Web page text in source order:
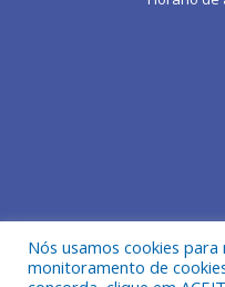
Todos os
Nós usamos cookies
monitoramento de